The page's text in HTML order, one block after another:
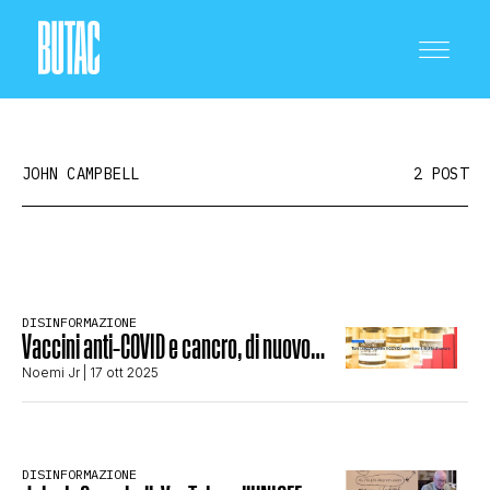
SCIENZA E TECNOLOGIA
JOHN CAMPBELL 2 POST
DISINFORMAZIONE
Vaccini anti-COVID e cancro, di nuovo…
Noemi Jr| 17 ott 2025
DISINFORMAZIONE